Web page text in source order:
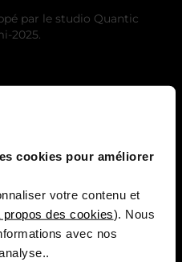
cookies pour améliorer
votre contenu et
propos des cookies). Nous
avec nos
par le studio Quantic
2025.